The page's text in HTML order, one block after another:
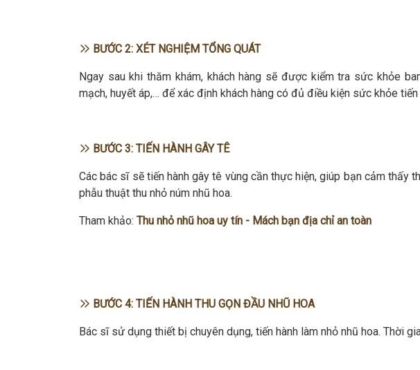
BƯỚC 2: XÉT NGHIỆM TỔNG QUÁT
Ngay sau khi thăm khám, khách hàng sẽ được kiểm tra sức khỏe
mạch, huyết áp,… để xác định khách hàng có đủ điều kiện sức khỏe
BƯỚC 3: TIẾN HÀNH GÂY TÊ
Các bác sĩ sẽ tiến hành gây tê vùng cần thực hiện, giúp bạn cảm thấy
phẫu thuật thu nhỏ núm nhũ hoa.
Tham khảo: Thu nhỏ nhũ hoa uy tín - Mách bạn địa chỉ an toàn
BƯỚC 4: TIẾN HÀNH THU GỌN ĐẦU NHŨ HOA
Bác sĩ sử dụng thiết bị chuyên dụng, tiến hành làm nhỏ nhũ hoa. Thời